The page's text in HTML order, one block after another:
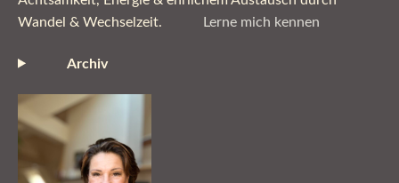
Wandel & Wechselzeit.
Lerne mich kennen
Archiv